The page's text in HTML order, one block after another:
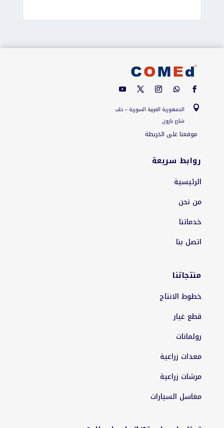

الجمهورية العربية السورية – حلب
شارع بارون
موقعنا على الخريطة
روابط سريعة
الرئيسية
من نحن
خدماتنا
اتصل بنا
منتجاتنا
خطوط الانتاج
قطع غيار
رولمانات
معدات زراعية
مرشات زراعية
مغاسل السيارات